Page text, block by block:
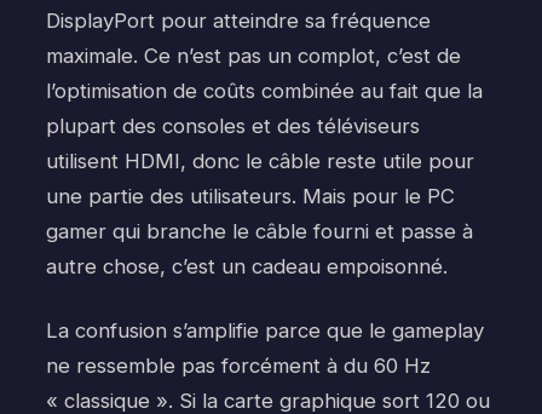
DisplayPort pour atteindre sa fréquence
maximale. Ce n’est pas un complot, c’est de
l’optimisation de coûts combinée au fait que la
plupart des consoles et des téléviseurs
utilisent HDMI, donc le câble reste utile pour
une partie des utilisateurs. Mais pour le PC
gamer qui branche le câble fourni et passe à
autre chose, c’est un cadeau empoisonné.
La confusion s’amplifie parce que le gameplay
ne ressemble pas forcément à du 60 Hz
« classique ». Si la carte graphique sort 120 ou